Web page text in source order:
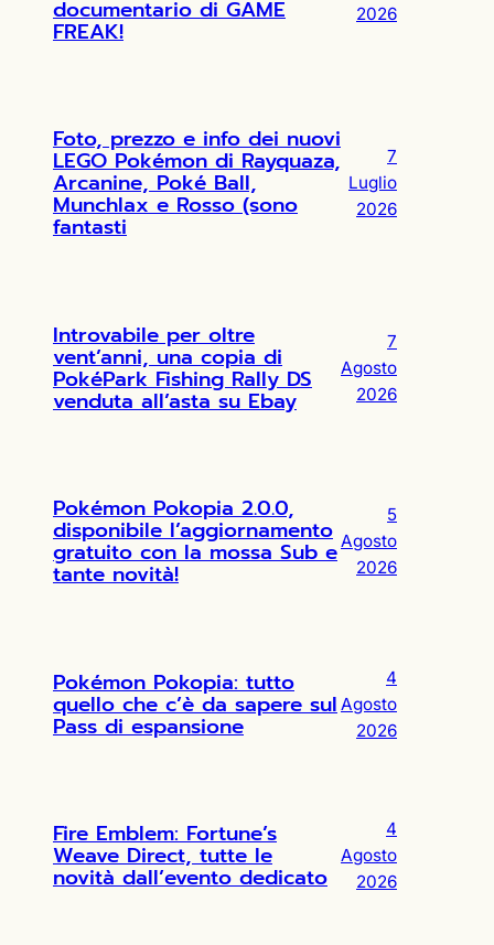
documentario di GAME
FREAK!
2026
Foto, prezzo e info dei nuovi
LEGO Pokémon di Rayquaza,
Arcanine, Poké Ball,
Munchlax e Rosso (sono
fantasti
7
Luglio
2026
Introvabile per oltre
vent’anni, una copia di
PokéPark Fishing Rally DS
venduta all’asta su Ebay
7
Agosto
2026
Pokémon Pokopia 2.0.0,
disponibile l’aggiornamento
gratuito con la mossa Sub e
tante novità!
5
Agosto
2026
Pokémon Pokopia: tutto
quello che c’è da sapere sul
Pass di espansione
4
Agosto
2026
Fire Emblem: Fortune’s
Weave Direct, tutte le
novità dall’evento dedicato
4
Agosto
2026